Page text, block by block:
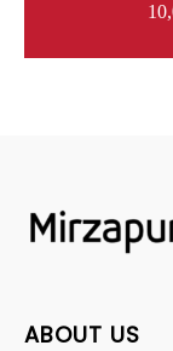
ABOUT US